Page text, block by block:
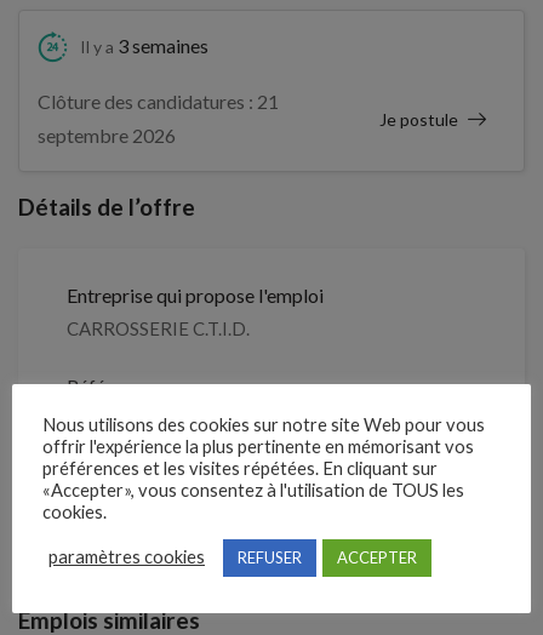
Il y a 3 semaines
Clôture des candidatures : 21
septembre 2026
Je postule
Détails de l’offre
Entreprise qui propose l'emploi
CARROSSERIE C.T.I.D.
Référence
211NKSJ
Clôture des candidatures : 21 septembre 2026
Je postule
Emplois similaires
Nous utilisons des cookies sur notre site Web pour vous
offrir l'expérience la plus pertinente en mémorisant vos
préférences et les visites répétées. En cliquant sur
«Accepter», vous consentez à l'utilisation de TOUS les
cookies.
paramètres cookies REFUSER ACCEPTER